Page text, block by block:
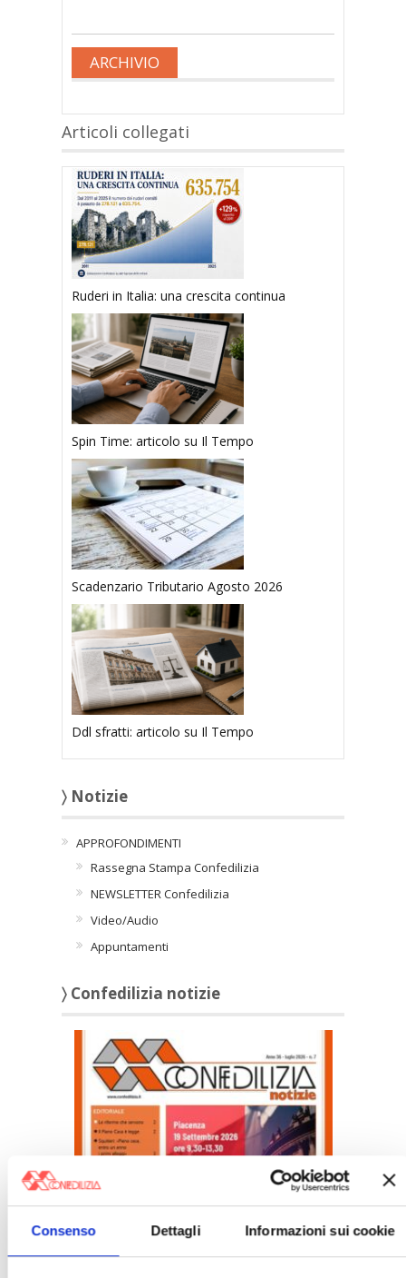
Consenso Dettagli Informazioni sui cookie
ARCHIVIO
Articoli collegati
Ruderi in Italia: una crescita continua
Spin Time: articolo su Il Tempo
Scadenzario Tributario Agosto 2026
Ddl sfratti: articolo su Il Tempo
〉 Notizie
APPROFONDIMENTI
Rassegna Stampa Confedilizia
NEWSLETTER Confedilizia
Video/Audio
Appuntamenti
〉 Confedilizia notizie
Confedilizia notizie – Luglio 2026
〉 Italia Oggi – Pagina Confedilizia